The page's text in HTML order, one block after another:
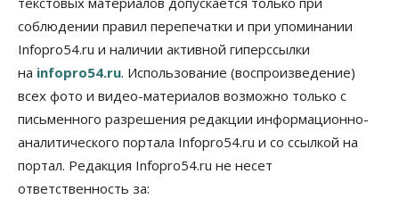
Новосибирске
05 Августа 2026, 16:00
Недвижимость
Летний марафон скидок в ГК «Расцветай — до 16
августа
05 Августа 2026, 15:55
Общество
Проект нового микрорайона на улице Кирова
утвердили в Новосибирске
соблюдении правил перепечатки и при упоминании
Infopro54.ru и наличии активной гиперссылки
на infopro54.ru. Использование (воспроизведение)
всех фото и видео-материалов возможно только с
письменного разрешения редакции информационно-
аналитического портала Infopro54.ru и со ссылкой на
портал. Редакция Infopro54.ru не несет
ответственность за: